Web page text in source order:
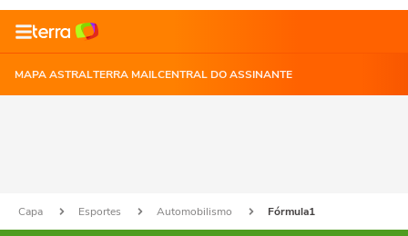
MAPA ASTRALTERRA MAILCENTRAL DO ASSINANTE
Capa Esportes Automobilismo Fórmula1